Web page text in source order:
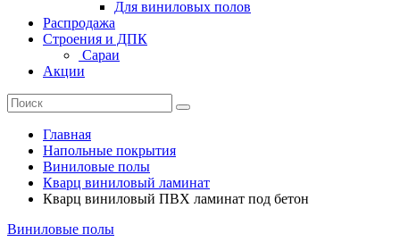
Для виниловых полов
Распродажа
Строения и ДПК
Сараи
Акции
Главная
Напольные покрытия
Виниловые полы
Кварц виниловый ламинат
Кварц виниловый ПВХ ламинат под бетон
Виниловые полы